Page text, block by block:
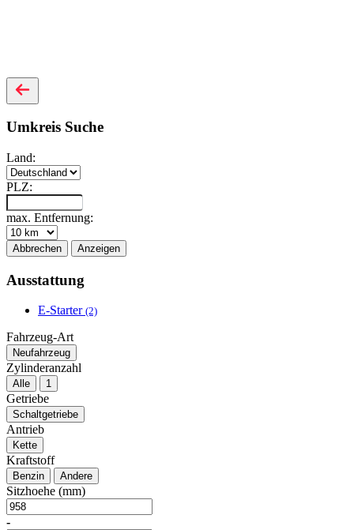
Umkreis Suche
Land:
PLZ:
max. Entfernung:
Abbrechen Anzeigen
Ausstattung
E-Starter (2)
Fahrzeug-Art
Neufahrzeug
Zylinderanzahl
Alle 1
Getriebe
Schaltgetriebe
Antrieb
Kette
Kraftstoff
Benzin Andere
Sitzhoehe (mm)
-